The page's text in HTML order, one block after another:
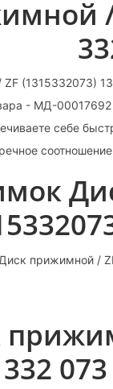
/
(1315332073)
- МД-
себе